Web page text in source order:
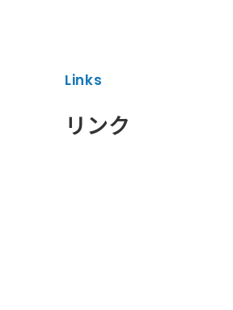
Links
リンク